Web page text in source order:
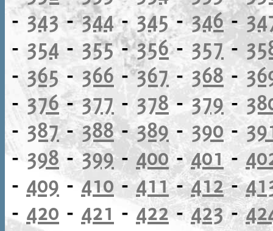
- 343-344-345-346-
- 354 - 355-356- 357-
- 365 - 366 -367- 368 -
- 376-377 - 378-379 -
- 387-388-389 - 390 -
- 398 -399-400-401-
- 409 -410 -411-412-
- 420 - 421 - 422-423-